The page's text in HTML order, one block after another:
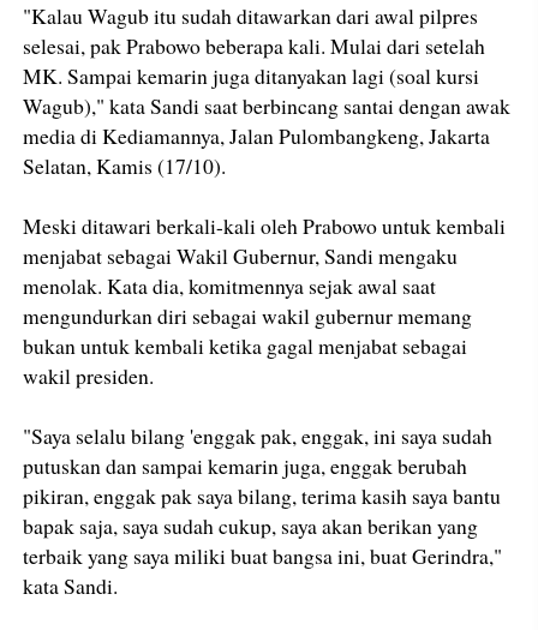
"Kalau Wagub itu sudah ditawarkan dari awal pilpres
selesai, pak Prabowo beberapa kali. Mulai dari setelah
MK. Sampai kemarin juga ditanyakan lagi (soal kursi
Wagub)," kata Sandi saat berbincang santai dengan awak
media di Kediamannya, Jalan Pulombangkeng, Jakarta
Selatan, Kamis (17/10).
Meski ditawari berkali-kali oleh Prabowo untuk kembali
menjabat sebagai Wakil Gubernur, Sandi mengaku
menolak. Kata dia, komitmennya sejak awal saat
mengundurkan diri sebagai wakil gubernur memang
bukan untuk kembali ketika gagal menjabat sebagai
wakil presiden.
"Saya selalu bilang 'enggak pak, enggak, ini saya sudah
putuskan dan sampai kemarin juga, enggak berubah
pikiran, enggak pak saya bilang, terima kasih saya bantu
bapak saja, saya sudah cukup, saya akan berikan yang
terbaik yang saya miliki buat bangsa ini, buat Gerindra,"
kata Sandi.